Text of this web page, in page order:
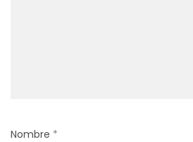
Nombre *